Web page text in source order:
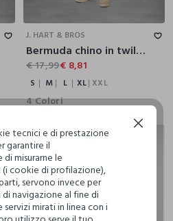
XXL
J. HART & BROS
Bermuda chino in twill di cotone uomo
€ 17,99€ 8,81
S M L XL XXL
4 Colori
tecnici e di prestazione
garantire il
misurarne le
cookie di profilazione),
servono invece per
navigazione al fine di
mirati in linea con i
Continua senza accettare